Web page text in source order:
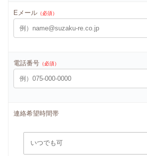
Eメール （必須）
電話番号 （必須）
連絡希望時間帯